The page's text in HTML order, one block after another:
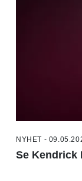
NYHET -
Se Kendrick